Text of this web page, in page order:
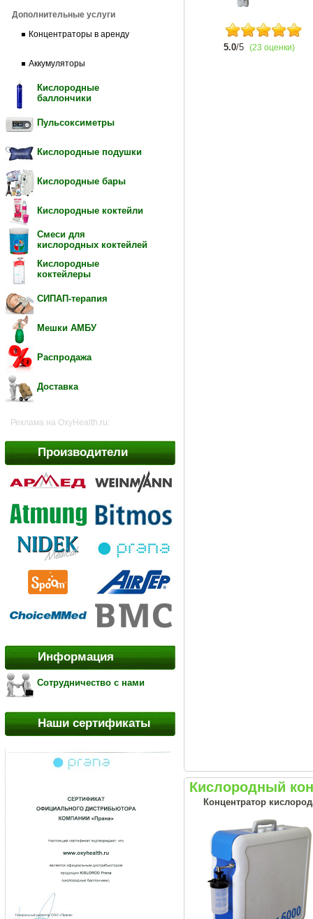
Дополнительные услуги
Концентраторы в аренду
Аккумуляторы
Кислородные
баллончики
Пульсоксиметры
Кислородные подушки
Кислородные бары
Кислородные коктейли
Смеси для
кислородных коктейлей
Кислородные
коктейлеры
СИПАП-терапия
Мешки АМБУ
Распродажа
Доставка
Реклама на OxyHealth.ru:
Производители
Информация
Сотрудничество с нами
Наши сертификаты
5.0/5 (23 оценки)
Кислородный
Концентратор